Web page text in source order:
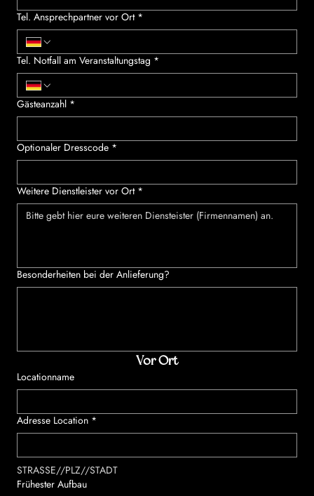
Tel. Ansprechpartner vor Ort *
Tel. Notfall am Veranstaltungstag *
Gästeanzahl *
Optionaler Dresscode *
Weitere Dienstleister vor Ort *
Besonderheiten bei der Anlieferung?
Vor Ort
Locationname
Adresse Location *
STRASSE//PLZ//STADT
Frühester Aufbau